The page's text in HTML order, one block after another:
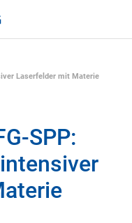
Laserfelder mit Materie
SPP: